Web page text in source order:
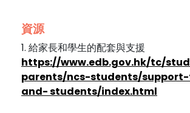
資源
1. 給家長和學生的配套與支援
https://www.edb.gov.hk/tc/
parents/ncs-students/
and- students/index.html